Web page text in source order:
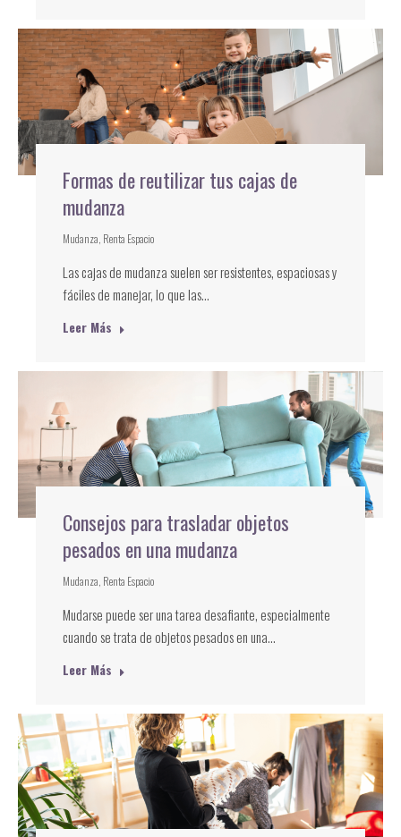
Formas de reutilizar tus cajas de
mudanza
Mudanza Renta Espacio
Las cajas de mudanza suelen ser resistentes, espaciosas y
fáciles de manejar, lo que las…
Leer Más
Consejos para trasladar objetos
pesados en una mudanza
Mudanza Renta Espacio
Mudarse puede ser una tarea desafiante, especialmente
cuando se trata de objetos pesados en una…
Leer Más